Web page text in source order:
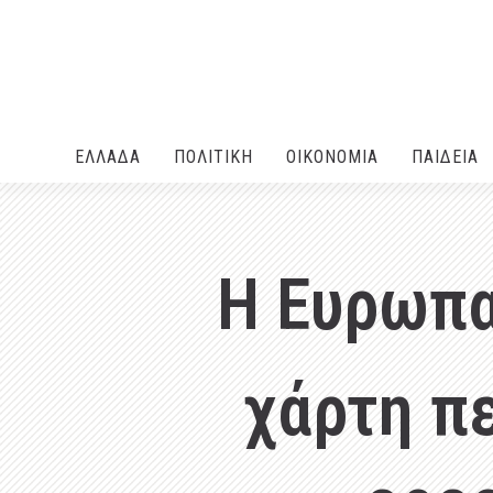
ΕΛΛΑΔA ΠΟΛΙΤΙΚΗ ΟΙΚΟΝΟΜΙΑ ΠΑΙΔΕΙΑ
Η
χάρτη